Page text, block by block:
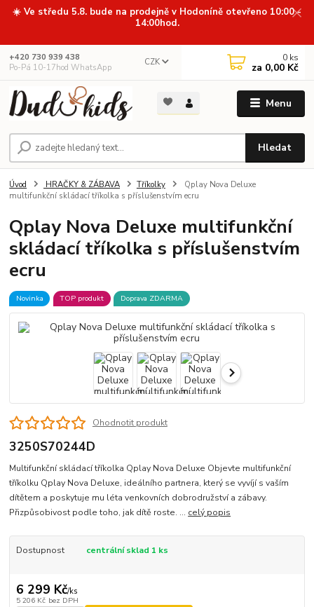
☀️ Ve středu 5.8. bude na prodejně v Hodoníně otevřeno 10:00 -
14:00hod.
Menu
CZK
Hledat
+420 730 939 438
Po-Pá 10-17hod WhatsApp
0 ks
za 0,00 Kč
Úvod HRAČKY & ZÁBAVA Tříkolky
Qplay Nova Deluxe
multifunkční skládací tříkolka s příslušenstvím ecru
Qplay Nova Deluxe multifunkční
skládací tříkolka s příslušenstvím
ecru
Novinka TOP produkt Doprava ZDARMA
Ohodnotit produkt
3250S70244D
Multifunkční skládací tříkolka Qplay Nova Deluxe Objevte multifunkční
tříkolku Qplay Nova Deluxe, ideálního partnera, který se vyvíjí s vaším
dítětem a poskytuje mu léta venkovních dobrodružství a zábavy.
Přizpůsobivost podle toho, jak dítě roste. ... celý popis
Dostupnost centrální sklad 1 ks
6 299 Kč/ks
5 206 Kč bez DPH